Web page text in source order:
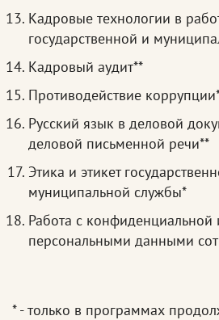
Кадровые технологии в
государственной и
Кадровый аудит**
Противодействие
Русский язык в деловой
деловой письменной речи**
Этика и этикет
муниципальной службы*
Работа с
персональными данными
* - только в программах